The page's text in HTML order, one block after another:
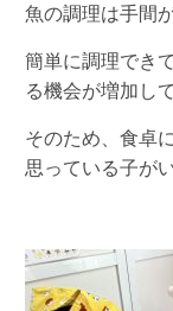
魚の調理は手間
簡単に調理でき
る機会が増加し
そのため、食卓
思っている子が